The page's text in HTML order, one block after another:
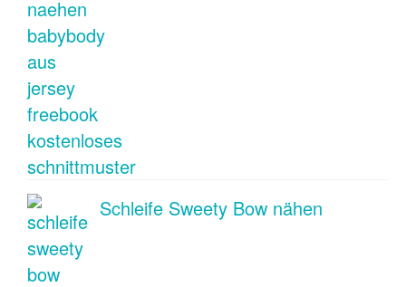
Schleife Sweety Bow nähen